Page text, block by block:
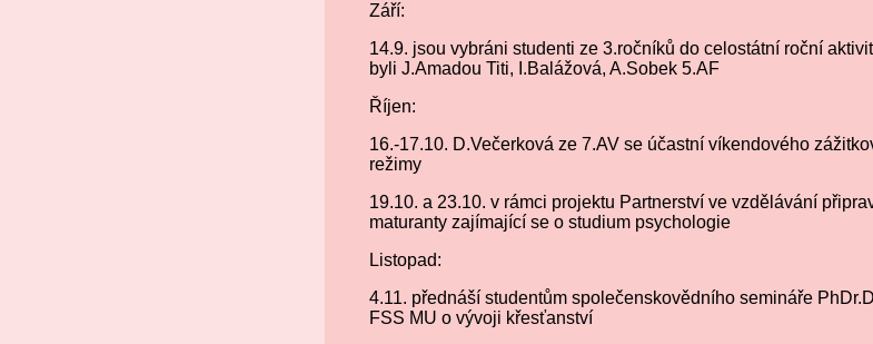
Září:
14.9. jsou vybráni studenti ze 3.ročníků do celostátní roční
byli J.Amadou Titi, I.Balážová, A.Sobek 5.AF
Říjen:
16.-17.10. D.Večerková ze 7.AV se účastní víkendového
režimy
19.10. a 23.10. v rámci projektu Partnerství ve vzdělávání
maturanty zajímající se o studium psychologie
Listopad:
4.11. přednáší studentům společenskovědního semináře
FSS MU o vývoji křesťanství